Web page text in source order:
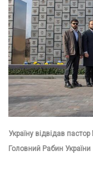
Україну відвідав
Головний Рабин України